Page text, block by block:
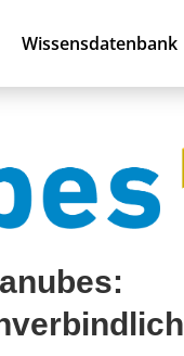
Wissensdatenbank